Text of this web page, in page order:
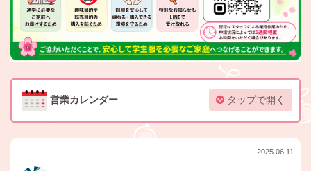
営業カレンダー タップで開く
2025.06.11